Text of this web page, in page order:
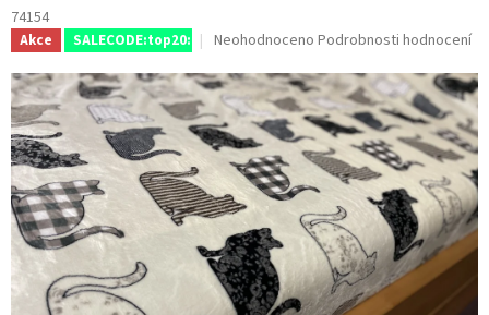
74154
Akce SALECODE:top20:20:%Průměrné
produktu
je
0,0
z
hvězdiček.
Neohodnoceno Podrobnosti hodnocení